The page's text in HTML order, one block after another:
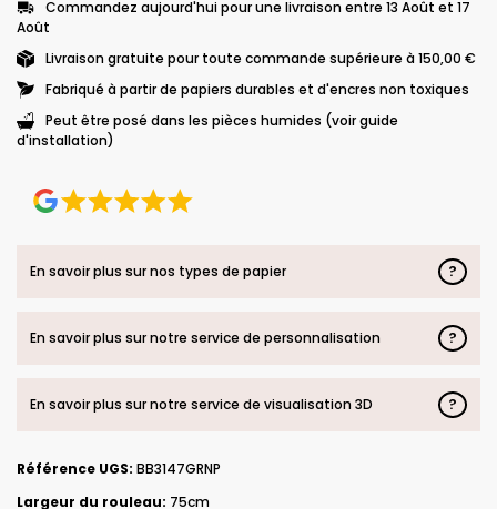
Commandez aujourd'hui pour une livraison entre 13 Août et 17
Août
Livraison gratuite pour toute commande supérieure à 150,00 €
Fabriqué à partir de papiers durables et d'encres non toxiques
Peut être posé dans les pièces humides (voir guide
d'installation)
En savoir plus sur nos types de papier ?
En savoir plus sur notre service de personnalisation ?
En savoir plus sur notre service de visualisation 3D ?
Référence UGS: BB3147GRNP
Largeur du rouleau: 75cm